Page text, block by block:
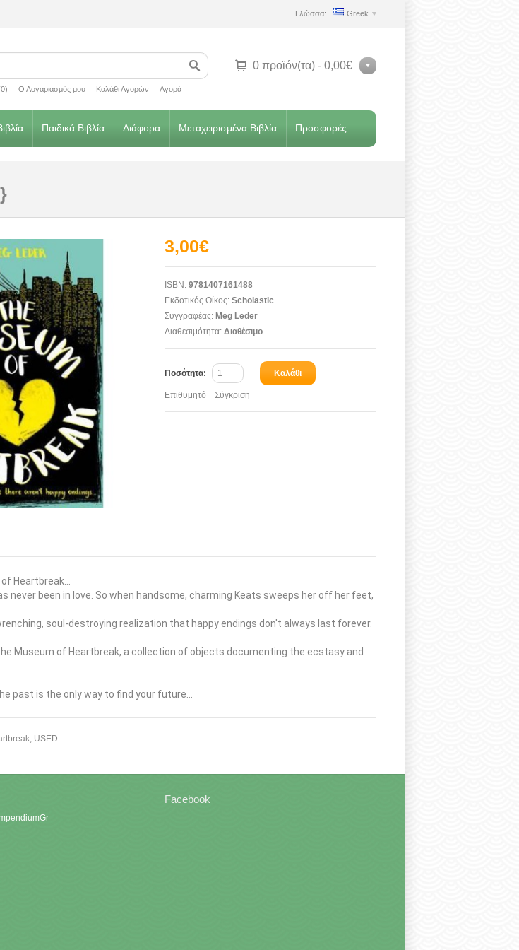
Γλώσσα: Greek
Ο Λογαριασμός μου Καλάθι Αγορών Αγορά
0 προϊόν(τα) - 0,00€
Παιδικά Βιβλία Διάφορα Μεταχειρισμένα Βιβλία Προσφορές
3,00€
ISBN: 9781407161488
Εκδοτικός Οίκος: Scholastic
Συγγραφέας: Meg Leder
Διαθεσιμότητα: Διαθέσιμο
Ποσότητα: Καλάθι
Επιθυμητό Σύγκριση
Heartbreak...
never been in love. So when handsome, charming Keats sweeps her off her feet,
soul-destroying realization that happy endings don't always last forever.
Museum of Heartbreak, a collection of objects documenting the ecstasy and
past is the only way to find your future...
, USED
Facebook